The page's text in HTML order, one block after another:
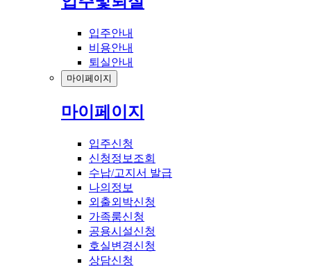
입주안내
비용안내
퇴실안내
마이페이지
마이페이지
입주신청
신청정보조회
수납/고지서 발급
나의정보
외출외박신청
가족룸신청
공용시설신청
호실변경신청
상담신청